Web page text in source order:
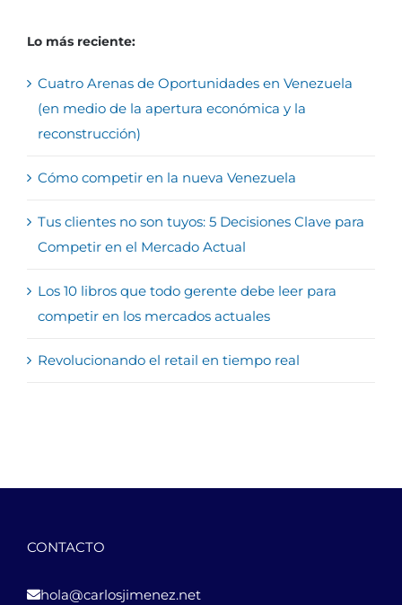
Lo más reciente:
Cuatro Arenas de Oportunidades en Venezuela
(en medio de la apertura económica y la
reconstrucción)
Cómo competir en la nueva Venezuela
Tus clientes no son tuyos: 5 Decisiones Clave para
Competir en el Mercado Actual
Los 10 libros que todo gerente debe leer para
competir en los mercados actuales
Revolucionando el retail en tiempo real
CONTACTO
hola@carlosjimenez.net